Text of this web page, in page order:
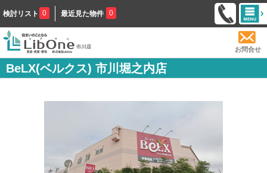
検討リスト 0 最近見た物件 0
お問合せ
BeLX(ベルクス) 市川堀之内店